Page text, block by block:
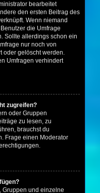
bearbeitet
den ersten Beitrag des
Wenn niemand
die Umfrage
Sollte allerdings schon ein
nur noch von
oder gelöscht werden.
Umfragen verhindert
zugreifen?
oder Gruppen
zu lesen, zu
brauchst du
Frage einen Moderator
Gruppen und einzelne